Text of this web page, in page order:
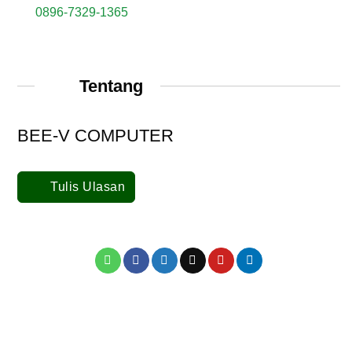
0896-7329-1365
Tentang
BEE-V COMPUTER
Tulis Ulasan